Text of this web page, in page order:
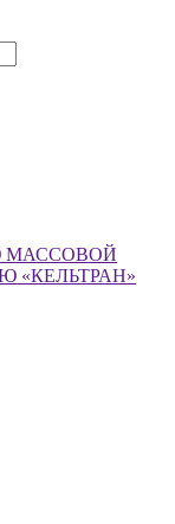
МАССОВОЙ
«КЕЛЬТРАН»